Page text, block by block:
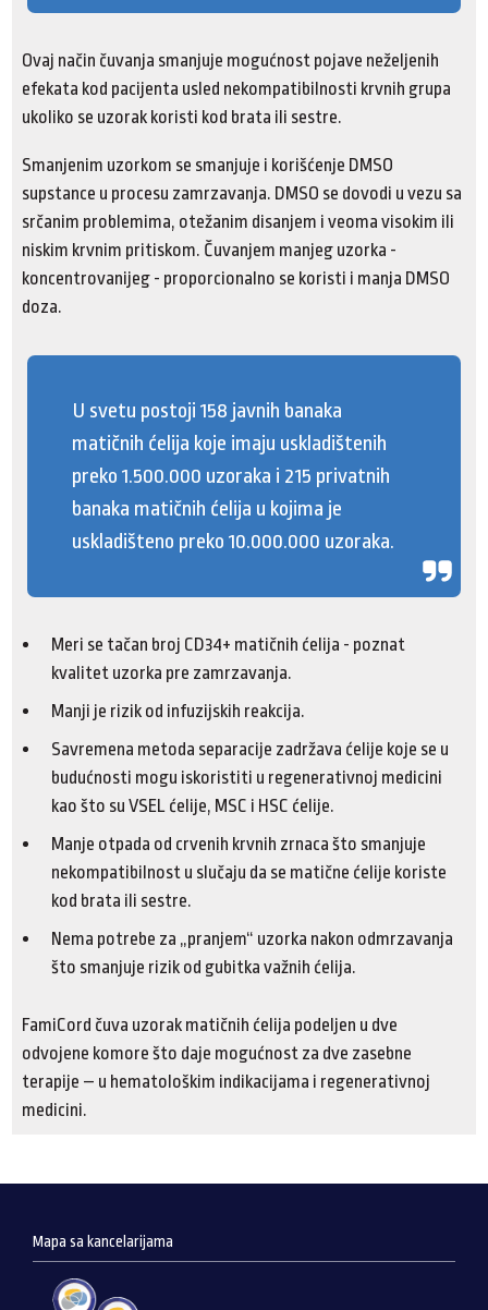
Ovaj način čuvanja smanjuje mogućnost pojave neželjenih
efekata kod pacijenta usled nekompatibilnosti krvnih grupa
ukoliko se uzorak koristi kod brata ili sestre.
Smanjenim uzorkom se smanjuje i korišćenje DMSO
supstance u procesu zamrzavanja. DMSO se dovodi u vezu sa
srčanim problemima, otežanim disanjem i veoma visokim ili
niskim krvnim pritiskom. Čuvanjem manjeg uzorka -
koncentrovanijeg - proporcionalno se koristi i manja DMSO
doza.
U svetu postoji 158 javnih banaka
matičnih ćelija koje imaju uskladištenih
preko 1.500.000 uzoraka i 215 privatnih
banaka matičnih ćelija u kojima je
uskladišteno preko 10.000.000 uzoraka.
Meri se tačan broj CD34+ matičnih ćelija - poznat
kvalitet uzorka pre zamrzavanja.
Manji je rizik od infuzijskih reakcija.
Savremena metoda separacije zadržava ćelije koje se u
budućnosti mogu iskoristiti u regenerativnoj medicini
kao što su VSEL ćelije, MSC i HSC ćelije.
Manje otpada od crvenih krvnih zrnaca što smanjuje
nekompatibilnost u slučaju da se matične ćelije koriste
kod brata ili sestre.
Nema potrebe za „pranjem“ uzorka nakon odmrzavanja
što smanjuje rizik od gubitka važnih ćelija.
FamiCord čuva uzorak matičnih ćelija podeljen u dve
odvojene komore što daje mogućnost za dve zasebne
terapije – u hematološkim indikacijama i regenerativnoj
medicini.
Mapa sa kancelarijama